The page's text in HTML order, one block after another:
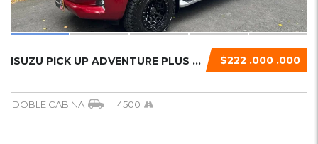
$222 .000 .000
ISUZU PICK UP ADVENTURE PLUS 2025
DOBLE CABINA 4500